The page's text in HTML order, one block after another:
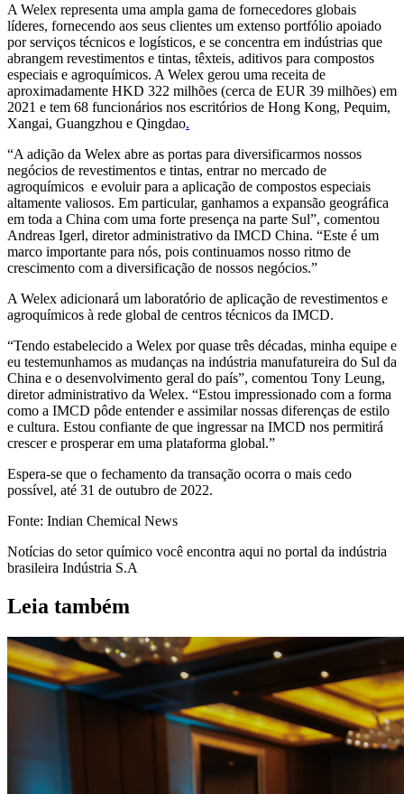
A Welex representa uma ampla gama de fornecedores globais
líderes, fornecendo aos seus clientes um extenso portfólio apoiado
por serviços técnicos e logísticos, e se concentra em indústrias que
abrangem revestimentos e tintas, têxteis, aditivos para compostos
especiais e agroquímicos. A Welex gerou uma receita de
aproximadamente HKD 322 milhões (cerca de EUR 39 milhões) em
2021 e tem 68 funcionários nos escritórios de Hong Kong, Pequim,
Xangai, Guangzhou e Qingdao.
“A adição da Welex abre as portas para diversificarmos nossos
negócios de revestimentos e tintas, entrar no mercado de
agroquímicos e evoluir para a aplicação de compostos especiais
altamente valiosos. Em particular, ganhamos a expansão geográfica
em toda a China com uma forte presença na parte Sul”, comentou
Andreas Igerl, diretor administrativo da IMCD China. “Este é um
marco importante para nós, pois continuamos nosso ritmo de
crescimento com a diversificação de nossos negócios.”
A Welex adicionará um laboratório de aplicação de revestimentos e
agroquímicos à rede global de centros técnicos da IMCD.
“Tendo estabelecido a Welex por quase três décadas, minha equipe e
eu testemunhamos as mudanças na indústria manufatureira do Sul da
China e o desenvolvimento geral do país”, comentou Tony Leung,
diretor administrativo da Welex. “Estou impressionado com a forma
como a IMCD pôde entender e assimilar nossas diferenças de estilo
e cultura. Estou confiante de que ingressar na IMCD nos permitirá
crescer e prosperar em uma plataforma global.”
Espera-se que o fechamento da transação ocorra o mais cedo
possível, até 31 de outubro de 2022.
Fonte: Indian Chemical News
Notícias do setor químico você encontra aqui no portal da indústria
brasileira Indústria S.A
Leia também